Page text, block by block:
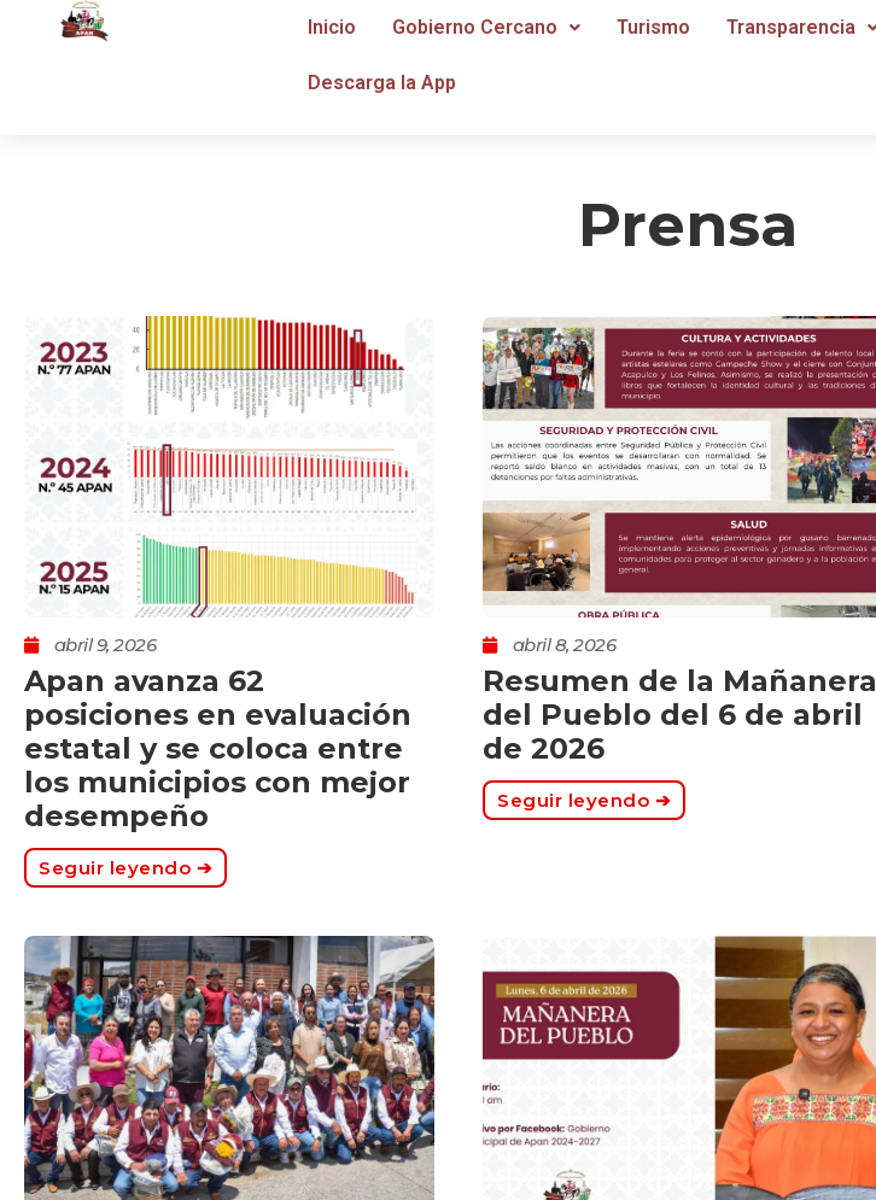
Inicio Gobierno Cercano Turismo Transparencia
Descarga la App
Prensa
abril 9, 2026
Apan avanza 62
posiciones en evaluación
estatal y se coloca entre
los municipios con mejor
desempeño
Seguir leyendo ➔
abril 8, 2026
Resumen de la Mañanera
del Pueblo del 6 de abril
de 2026
Seguir leyendo ➔